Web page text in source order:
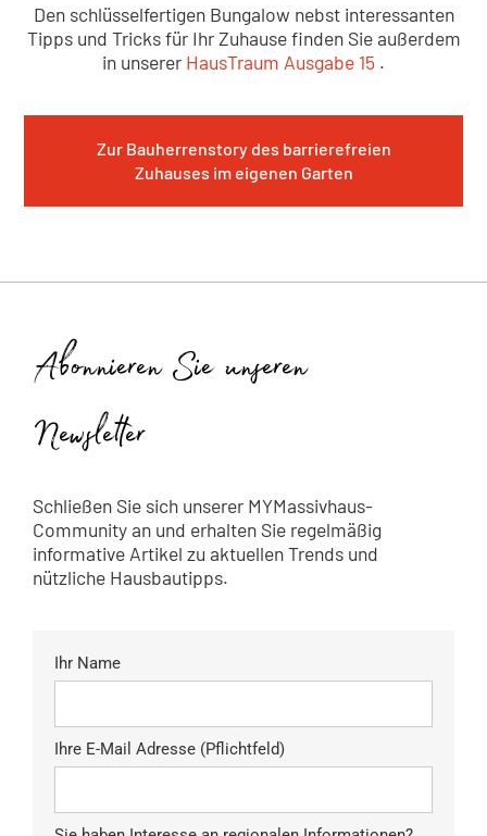
Den schlüsselfertigen Bungalow nebst interessanten
Tipps und Tricks für Ihr Zuhause finden Sie außerdem
in unserer HausTraum Ausgabe 15 .
Zur Bauherrenstory des barrierefreien
Zuhauses im eigenen Garten
Abonnieren Sie unseren
Newsletter
Schließen Sie sich unserer MYMassivhaus-
Community an und erhalten Sie regelmäßig
informative Artikel zu aktuellen Trends und
nützliche Hausbautipps.
Ihr Name
Ihre E-Mail Adresse (Pflichtfeld)